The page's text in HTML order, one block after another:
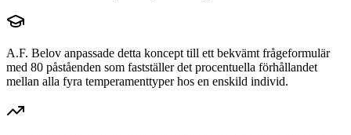
A.F. Belov anpassade detta koncept till ett bekvämt frågeformulär
med 80 påståenden som fastställer det procentuella förhållandet
mellan alla fyra temperamenttyper hos en enskild individ.